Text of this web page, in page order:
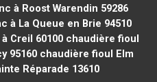
à Roost Warendin 59286
à La Queue en Brie 94510
Creil 60100 chaudière fioul
95160 chaudière fioul Elm
Réparade 13610